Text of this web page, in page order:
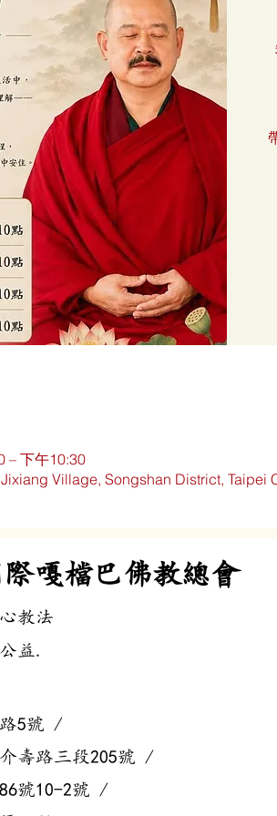
– 下午10:30
Village, Songshan District, Taipei
嘎檔巴佛教總會
教法
益.​
5號 /
壽路三段205號 /
號10-2號 /